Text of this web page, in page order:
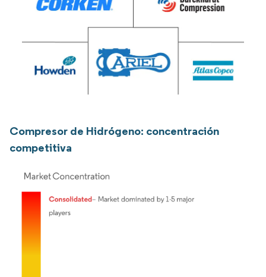
Compresor de Hidrógeno: concentración
competitiva